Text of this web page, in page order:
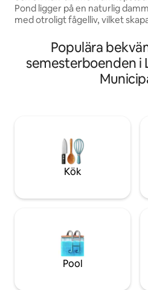
Pond ligger på en naturlig
med otroligt fågelliv, vilket
någon annanstans. Utan några
stugor i sikte och beläget på
vingård erbjuder det en sällsynt
blandning av avskildhet och lyx.
njutbara utomhusbadet med
Populära
semesterboenden i
Kök
Pool